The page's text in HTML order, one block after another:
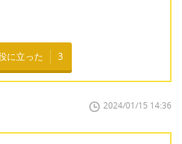
に立った 3
2024/01/15 14:36